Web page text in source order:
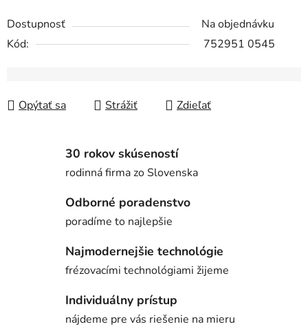
Dostupnosť
Na objednávku
Kód:
752951 0545
Opýtať sa Strážiť Zdieľať
30 rokov skúseností
rodinná firma zo Slovenska
Odborné poradenstvo
poradíme to najlepšie
Najmodernejšie technológie
frézovacími technológiami žijeme
Individuálny prístup
nájdeme pre vás riešenie na mieru